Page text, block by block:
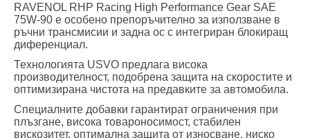
RAVENOL RHP Racing High Performance Gear SAE
75W-90 е особено препоръчително за използване в
ръчни трансмисии и задна ос с интегриран блокиращ
диференциал.
Технологията USVO предлага висока
производителност, подобрена защита на скоростите и
оптимизирана чистота на предавките за автомобила.
Специалните добавки гарантират ограничения при
плъзгане, висока товароносимост, стабилен
вискозитет, оптимална защита от износване, ниско